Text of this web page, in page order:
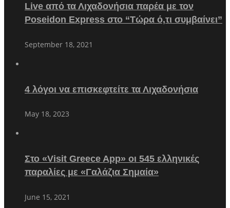
Live από τα Λιχαδονήσια παρέα με τον
Poseidon Express στο “Τώρα ό,τι συμβαίνει”
September 18, 2021
4 λόγοι να επισκεφτείτε τα Λιχαδονήσια
May 18, 2023
Στο «Visit Greece App» οι 545 ελληνικές
παραλίες με «Γαλάζια Σημαία»
June 15, 2021